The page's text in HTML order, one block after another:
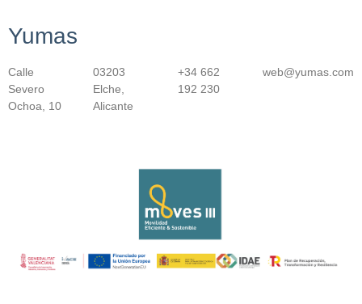
Yumas
Calle
Severo
Ochoa, 10
03203
Elche,
Alicante
+34 662
192 230
web@yumas.com